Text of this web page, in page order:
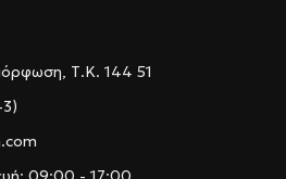
Τ.Κ. 144 51